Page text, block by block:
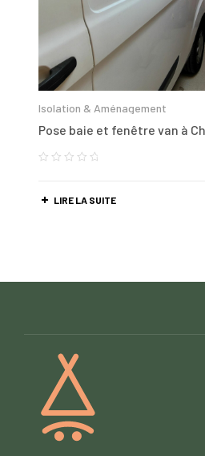
Isolation & Aménagement
Pose baie et fenêtre van à
LIRE LA SUITE